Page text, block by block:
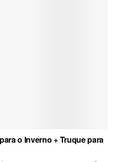
o Inverno + Truque para